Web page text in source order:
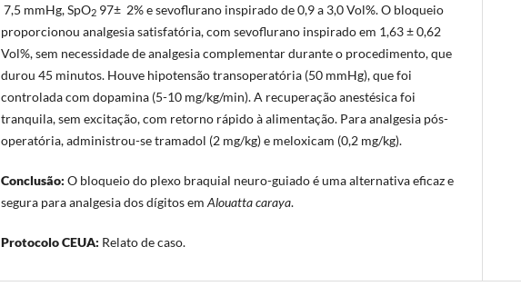
7,5 mmHg, SpO2 97± 2% e sevoflurano inspirado de 0,9 a 3,0 Vol%. O bloqueio
proporcionou analgesia satisfatória, com sevoflurano inspirado em 1,63 ± 0,62
Vol%, sem necessidade de analgesia complementar durante o procedimento, que
durou 45 minutos. Houve hipotensão transoperatória (50 mmHg), que foi
controlada com dopamina (5-10 mg/kg/min). A recuperação anestésica foi
tranquila, sem excitação, com retorno rápido à alimentação. Para analgesia pós-
operatória, administrou-se tramadol (2 mg/kg) e meloxicam (0,2 mg/kg).
Conclusão: O bloqueio do plexo braquial neuro-guiado é uma alternativa eficaz e
segura para analgesia dos dígitos em Alouatta caraya.
Protocolo CEUA: Relato de caso.